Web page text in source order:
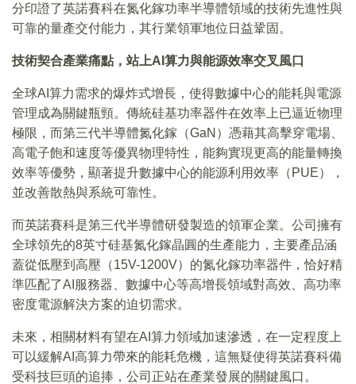
分印證了英諾賽科在氮化鎵功率半導體領域的技術先進性與
可靠的量產交付能力，其行業領軍地位日益鞏固。
技術契合產業痛點，站上AI算力與能源效率交叉風口
全球AI算力需求的爆炸式增長，使得數據中心的能耗與電源
管理成為關鍵瓶頸。傳統硅基功率器件在效率上已逼近物理
極限，而第三代半導體氮化鎵（GaN）憑藉其高擊穿電場、
高電子飽和速度等優異物理特性，能夠實現更高的能量轉換
效率等優勢，顯著提升數據中心的能源利用效率（PUE），
並改善散熱與系統可靠性。
而英諾賽科是第三代半導體研發製造的領軍企業。公司擁有
全球領先的8英寸硅基氮化鎵晶圓的生產能力，主要產品涵
蓋從低壓到高壓（15V-1200V）的氮化鎵功率器件，恰好精
準匹配了AI服務器、數據中心等高增長領域對高效、高功率
密度電源解決方案的迫切需求。
未來，相關材料有望在AI算力領域加速滲透，在一定程度上
可以緩解AI高算力帶來的能耗危機，這無疑使得英諾賽科備
受科技巨頭的追捧，公司正站在產業發展的關鍵風口。